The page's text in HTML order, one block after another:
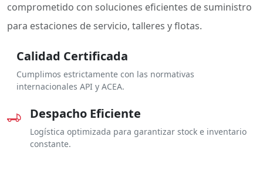
comprometido con soluciones eficientes de suministro
para estaciones de servicio, talleres y flotas.
Calidad Certificada
Cumplimos estrictamente con las normativas
internacionales API y ACEA.
Despacho Eficiente
Logística optimizada para garantizar stock e inventario
constante.